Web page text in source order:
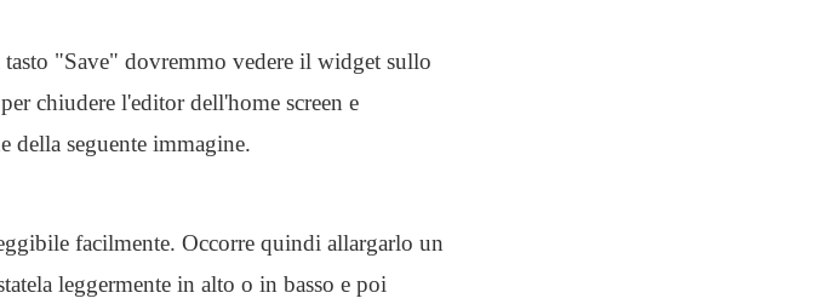
"Save" dovremmo vedere il widget sullo
chiudere l'editor dell'home screen e
della seguente immagine.
facilmente. Occorre quindi allargarlo un
leggermente in alto o in basso e poi